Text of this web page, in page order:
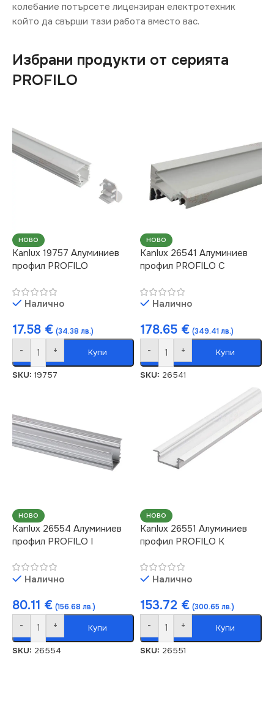
колебание потърсете лицензиран електротехник
който да свърши тази работа вместо вас.
Избрани продукти от серията
PROFILO
НОВО
Kanlux 19757 Алуминиев
профил PROFILO
Налично
17.58 € (34.38 лв.)
- + Купи
SKU: 19757
НОВО
Kanlux 26541 Алуминиев
профил PROFILO C
Налично
178.65 € (349.41 лв.)
- + Купи
SKU: 26541
НОВО
Kanlux 26554 Алуминиев
профил PROFILO I
Налично
80.11 € (156.68 лв.)
- + Купи
SKU: 26554
НОВО
Kanlux 26551 Алуминиев
профил PROFILO K
Налично
153.72 € (300.65 лв.)
- + Купи
SKU: 26551